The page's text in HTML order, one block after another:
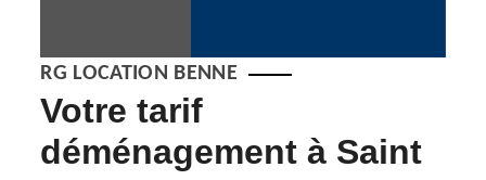
RG LOCATION BENNE
Votre tarif
déménagement à Saint